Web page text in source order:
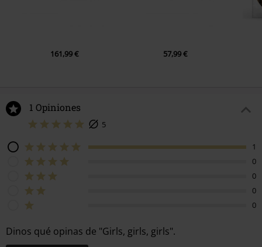
161,99 € 57,99 €
1 Opiniones
5
1
0
0
0
0
Dinos qué opinas de "Girls, girls, girls".